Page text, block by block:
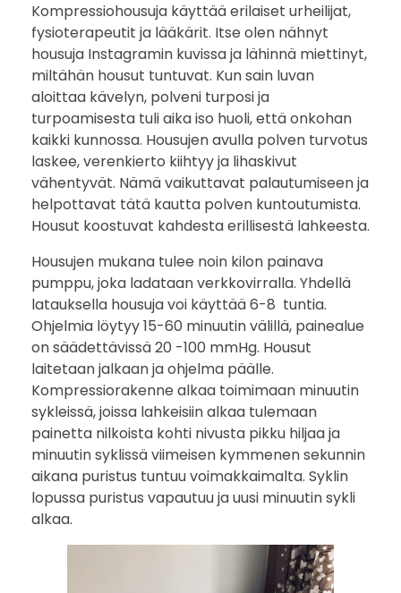
Kompressiohousuja käyttää erilaiset urheilijat,
fysioterapeutit ja lääkärit. Itse olen nähnyt
housuja Instagramin kuvissa ja lähinnä miettinyt,
miltähän housut tuntuvat. Kun sain luvan
aloittaa kävelyn, polveni turposi ja
turpoamisesta tuli aika iso huoli, että onkohan
kaikki kunnossa. Housujen avulla polven turvotus
laskee, verenkierto kiihtyy ja lihaskivut
vähentyvät. Nämä vaikuttavat palautumiseen ja
helpottavat tätä kautta polven kuntoutumista.
Housut koostuvat kahdesta erillisestä lahkeesta.
Housujen mukana tulee noin kilon painava
pumppu, joka ladataan verkkovirralla. Yhdellä
latauksella housuja voi käyttää 6-8 tuntia.
Ohjelmia löytyy 15-60 minuutin välillä, painealue
on säädettävissä 20 -100 mmHg. Housut
laitetaan jalkaan ja ohjelma päälle.
Kompressiorakenne alkaa toimimaan minuutin
sykleissä, joissa lahkeisiin alkaa tulemaan
painetta nilkoista kohti nivusta pikku hiljaa ja
minuutin syklissä viimeisen kymmenen sekunnin
aikana puristus tuntuu voimakkaimalta. Syklin
lopussa puristus vapautuu ja uusi minuutin sykli
alkaa.